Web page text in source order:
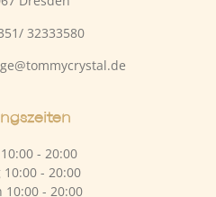
32333580
- 20:00
10:00 - 20:00
10:00 - 20:00